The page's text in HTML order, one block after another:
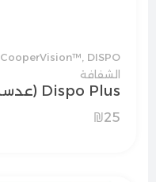
CooperVision™ DISPO
الشفافة
Dispo Plus (عدسة واحدة)
₪25